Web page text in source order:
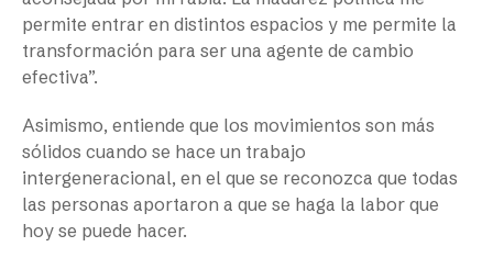
permite entrar en distintos espacios y me permite la
transformación para ser una agente de cambio
efectiva”.
Asimismo, entiende que los movimientos son más
sólidos cuando se hace un trabajo
intergeneracional, en el que se reconozca que todas
las personas aportaron a que se haga la labor que
hoy se puede hacer.